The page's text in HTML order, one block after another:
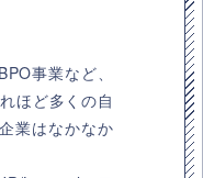
事業など、
ほど多くの自
業はなかなか